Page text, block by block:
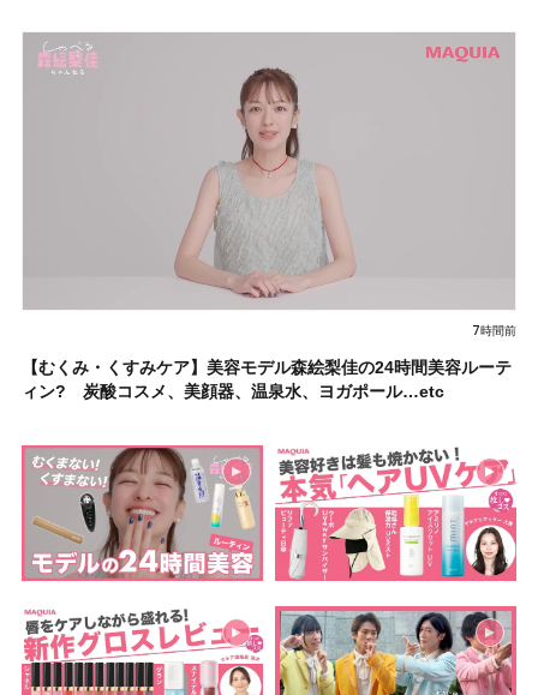
7時間前
【むくみ・くすみケア】美容モデル森絵梨佳の24時間美容ルーテ
ィン? 炭酸コスメ、美顔器、温泉水、ヨガポール…etc